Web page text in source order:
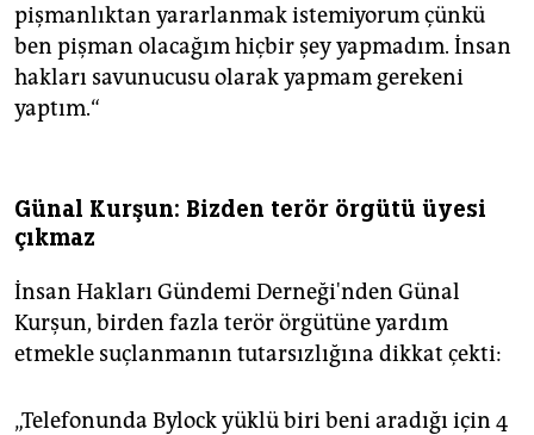
pişmanlıktan yararlanmak istemiyorum çünkü
ben pişman olacağım hiçbir şey yapmadım. İnsan
hakları savunucusu olarak yapmam gerekeni
yaptım.“
Günal Kurşun: Bizden terör örgütü üyesi
çıkmaz
İnsan Hakları Gündemi Derneği'nden Günal
Kurşun, birden fazla terör örgütüne yardım
etmekle suçlanmanın tutarsızlığına dikkat çekti:
„Telefonunda Bylock yüklü biri beni aradığı için 4